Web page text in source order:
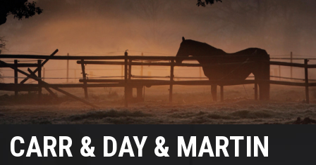
HUND
KÆPHEST M.M
SIKKERHED
TIL RYTTEREN
TIL STALDEN
NYHEDER
CARR & DAY & MARTIN